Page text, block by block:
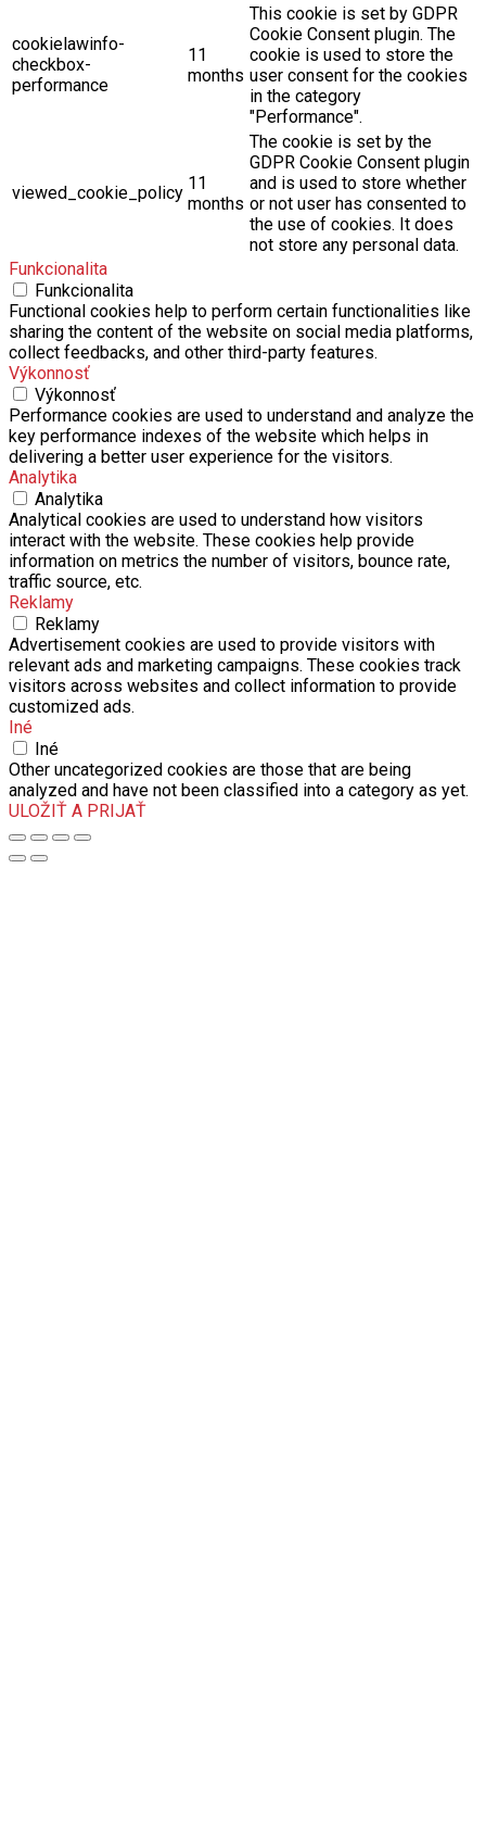
cookielawinfo-
checkbox-
performance
11
months
This cookie is set by GDPR
Cookie Consent plugin. The
cookie is used to store the
user consent for the cookies
in the category
"Performance".
viewed_cookie_policy 11
months
The cookie is set by the
GDPR Cookie Consent plugin
and is used to store whether
or not user has consented to
the use of cookies. It does
not store any personal data.
Funkcionalita
Funkcionalita
Functional cookies help to perform certain functionalities like
sharing the content of the website on social media platforms,
collect feedbacks, and other third-party features.
Výkonnosť
Výkonnosť
Performance cookies are used to understand and analyze the
key performance indexes of the website which helps in
delivering a better user experience for the visitors.
Analytika
Analytika
Analytical cookies are used to understand how visitors
interact with the website. These cookies help provide
information on metrics the number of visitors, bounce rate,
traffic source, etc.
Reklamy
Reklamy
Advertisement cookies are used to provide visitors with
relevant ads and marketing campaigns. These cookies track
visitors across websites and collect information to provide
customized ads.
Iné
Iné
Other uncategorized cookies are those that are being
analyzed and have not been classified into a category as yet.
ULOŽIŤ A PRIJAŤ